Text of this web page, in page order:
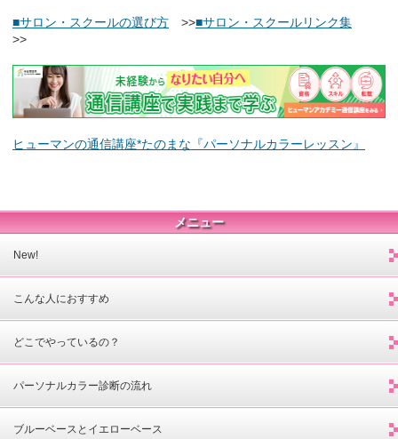
■サロン・スクールの選び方 >>■サロン・スクールリンク集
>>
ヒューマンの通信講座*たのまな『パーソナルカラーレッスン』
メニュー
New!
こんな人におすすめ
どこでやっているの？
パーソナルカラー診断の流れ
ブルーベースとイエローベース